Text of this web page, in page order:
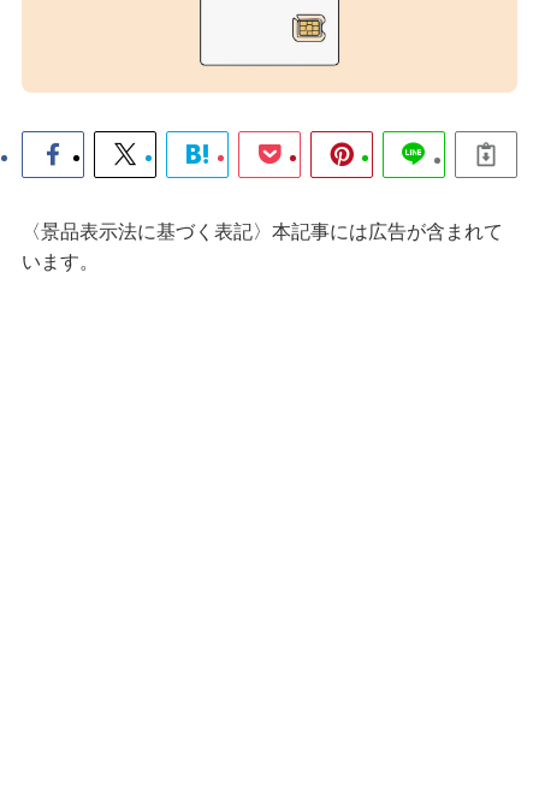
〈景品表示法に基づく表記〉本記事には広告が含まれて
います。